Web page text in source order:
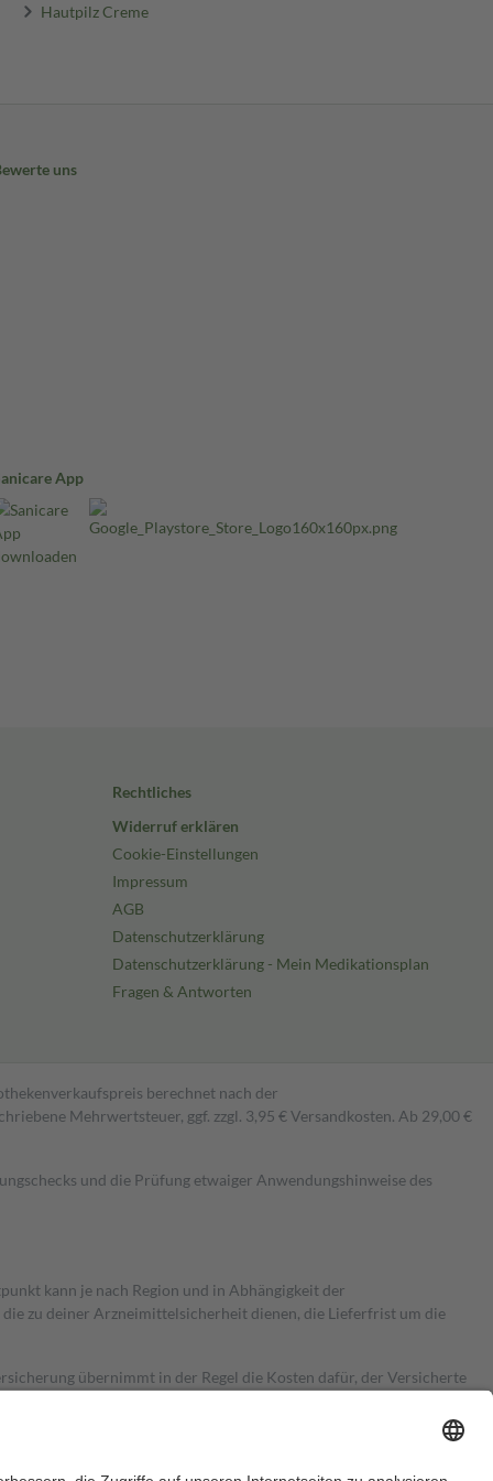
Hautpilz Creme
uns
App
Rechtliches
Widerruf erklären
Cookie-Einstellungen
Impressum
AGB
Datenschutzerklärung
Datenschutzerklärung - Mein Medikationsplan
Fragen & Antworten
berechnet nach der
Mehrwertsteuer, ggf. zzgl. 3,95 € Versandkosten. Ab 29,00 €
und die Prüfung etwaiger Anwendungshinweise des
kann je nach Region und in Abhängigkeit der
zu deiner Arzneimittelsicherheit dienen, die Lieferfrist um die
übernimmt in der Regel die Kosten dafür, der Versicherte
Es sind jedoch nie mehr als die tatsächlichen Kosten der Leistung